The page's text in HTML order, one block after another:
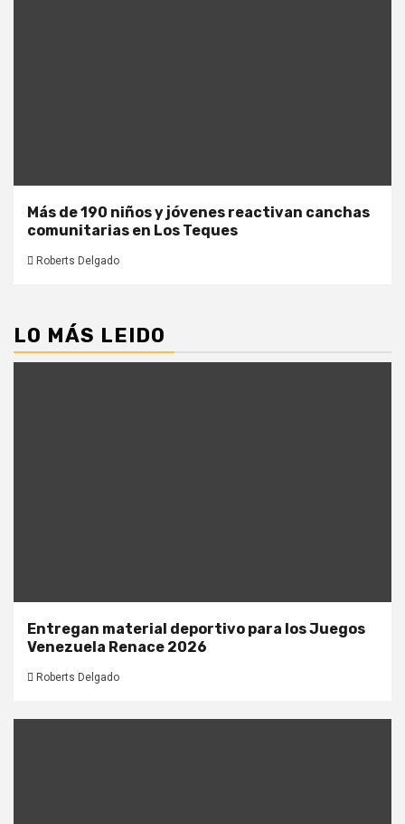
Más de 190 niños y jóvenes reactivan canchas
comunitarias en Los Teques
Roberts Delgado
LO MÁS LEIDO
Entregan material deportivo para los Juegos
Venezuela Renace 2026
Roberts Delgado